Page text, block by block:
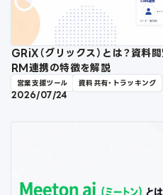
GRiX（グリックス）とは？資料
RM連携の特徴を解説
営業支援ツール 資料共有・トラッキング
2026/07/24